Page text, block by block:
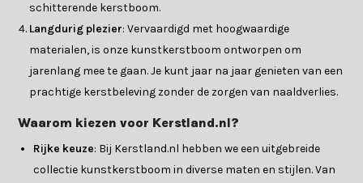
schitterende kerstboom.
Langdurig plezier: Vervaardigd met hoogwaardige
materialen, is onze kunstkerstboom ontworpen om
jarenlang mee te gaan. Je kunt jaar na jaar genieten van een
prachtige kerstbeleving zonder de zorgen van naaldverlies.
Waarom kiezen voor Kerstland.nl?
Rijke keuze: Bij Kerstland.nl hebben we een uitgebreide
collectie kunstkerstboom in diverse maten en stijlen. Van